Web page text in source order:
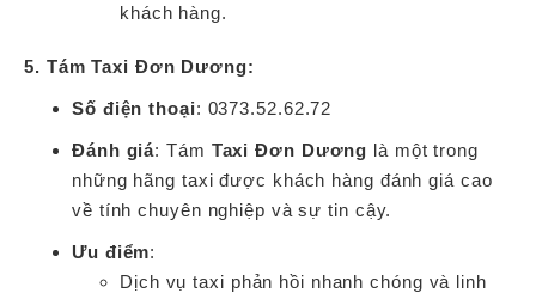
khách hàng.
5. Tám Taxi Đơn Dương:
Số điện thoại: 0373.52.62.72
Đánh giá: Tám Taxi Đơn Dương là một trong
những hãng taxi được khách hàng đánh giá cao
về tính chuyên nghiệp và sự tin cậy.
Ưu điểm:
Dịch vụ taxi phản hồi nhanh chóng và linh